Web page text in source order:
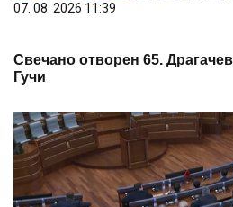
07. 08. 2026 11:39
Свечано отворен 65.
Гучи